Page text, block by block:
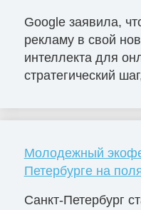
Google заявила,
рекламу в свой
интеллекта для
стратегический
Молодежный
Петербурге на
Санкт-Петербург